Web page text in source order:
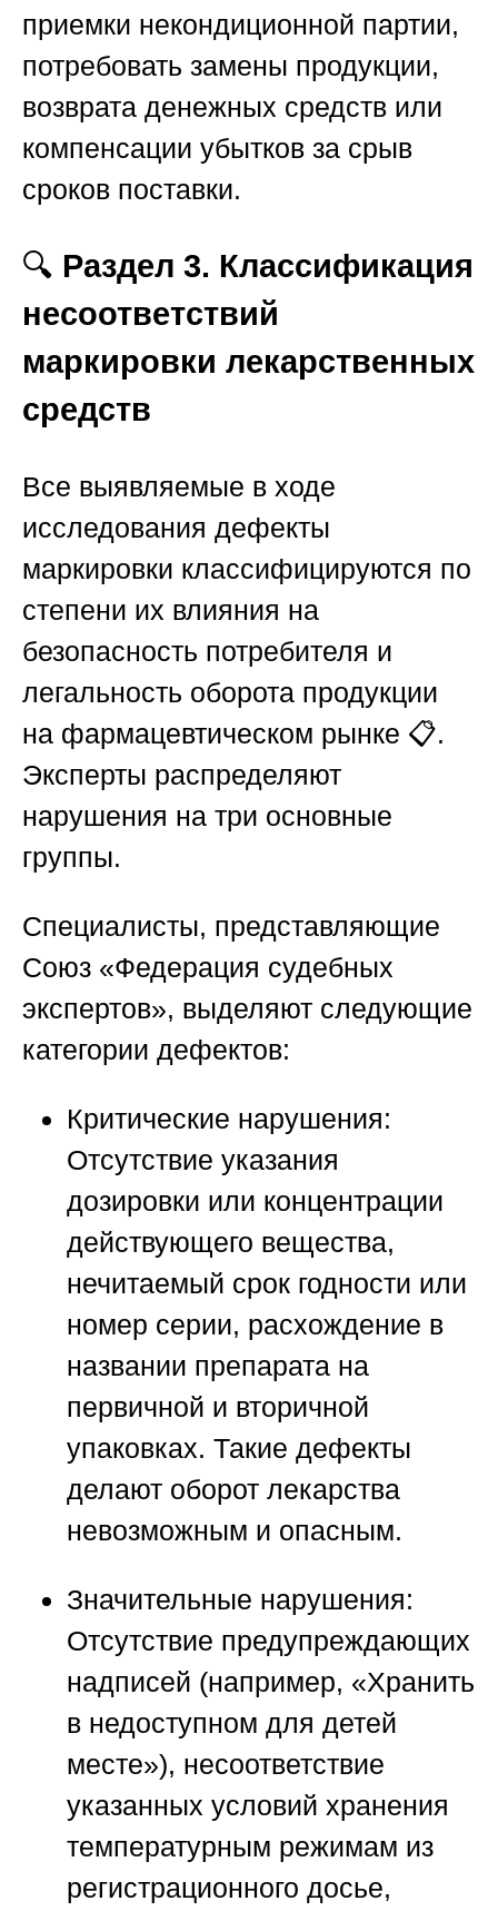
приемки некондиционной партии,
потребовать замены продукции,
возврата денежных средств или
компенсации убытков за срыв
сроков поставки.
🔍 Раздел 3. Классификация
несоответствий
маркировки лекарственных
средств
Все выявляемые в ходе
исследования дефекты
маркировки классифицируются по
степени их влияния на
безопасность потребителя и
легальность оборота продукции
на фармацевтическом рынке 📋.
Эксперты распределяют
нарушения на три основные
группы.
Специалисты, представляющие
Союз «Федерация судебных
экспертов», выделяют следующие
категории дефектов:
Критические нарушения:
Отсутствие указания
дозировки или концентрации
действующего вещества,
нечитаемый срок годности или
номер серии, расхождение в
названии препарата на
первичной и вторичной
упаковках. Такие дефекты
делают оборот лекарства
невозможным и опасным.
Значительные нарушения:
Отсутствие предупреждающих
надписей (например, «Хранить
в недоступном для детей
месте»), несоответствие
указанных условий хранения
температурным режимам из
регистрационного досье,